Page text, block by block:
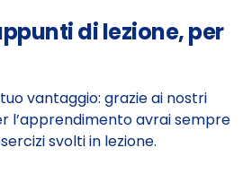
di lezione, per
vantaggio: grazie ai nostri
l’apprendimento avrai sempre
svolti in lezione.